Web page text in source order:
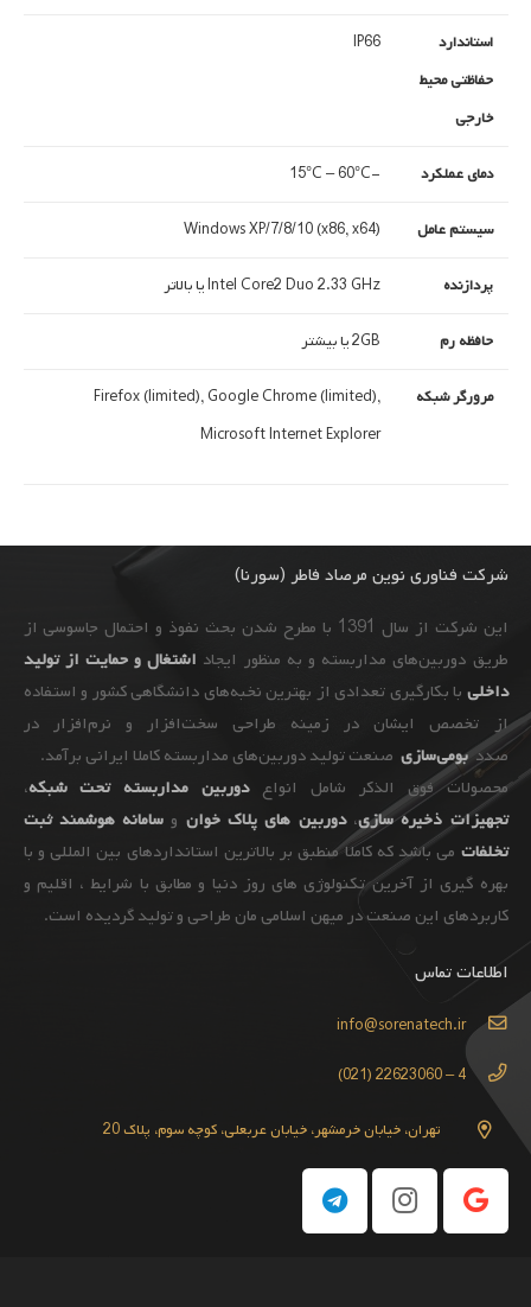
استاندارد
حفاظتی محیط
خارجی
IP66
دمای عملکرد -15°C – 60°C
سیستم عامل Windows XP/7/8/10 (x86, x64)
پردازنده Intel Core2 Duo 2.33 GHz یا بالاتر
حافظه رم 2GB یا بیشتر
مرورگر شبکه
Firefox (limited), Google Chrome (limited),
Microsoft Internet Explorer
شرکت فناوری نوین مرصاد فاطر (سورنا)
این شرکت از سال 1391 با مطرح شدن بحث نفوذ و احتمال جاسوسی از
طریق دوربین‌های مداربسته و به ‌منظور ایجاد اشتغال و حمایت از تولید
داخلی با بکارگیری تعدادی از بهترین نخبه‌های دانشگاهی کشور و استفاده
از تخصص ایشان در زمینه طراحی سخت‌افزار و نرم‌افزار در
صددبومی‌سازی صنعت تولید دوربین‌های مداربسته کاملا ایرانی برآمد.
محصولات فوق الذکر شامل انواع دوربین مداربسته تحت شبکه،
تجهیزات ذخیره سازی، دوربین های پلاک خوان وسامانه هوشمند ثبت
تخلفات می باشد که کاملا منطبق بر بالاترین استانداردهای بین المللی و با
بهره گیری از آخرین تکنولوژی های روز دنیا و مطابق با شرایط ، اقلیم و
کاربردهای این صنعت در میهن اسلامی مان طراحی و تولید گردیده است.
اطلاعات تماس
info@sorenatech.ir
4 – 22623060 (021)
تهران، خیابان خرمشهر، خیابان عربعلی، کوچه سوم، پلاک 20